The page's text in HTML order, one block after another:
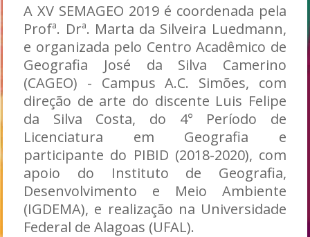
A XV SEMAGEO 2019 é coordenada pela
Profª. Drª. Marta da Silveira Luedmann,
e organizada pelo Centro Acadêmico de
Geografia José da Silva Camerino
(CAGEO) - Campus A.C. Simões, com
direção de arte do discente Luis Felipe
da Silva Costa, do 4° Período de
Licenciatura em Geografia e
participante do PIBID (2018-2020), com
apoio do Instituto de Geografia,
Desenvolvimento e Meio Ambiente
(IGDEMA), e realização na Universidade
Federal de Alagoas (UFAL).